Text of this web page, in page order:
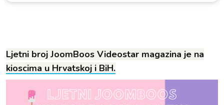
Ljetni broj JoomBoos Videostar magazina je na
kioscima u Hrvatskoj i BiH.